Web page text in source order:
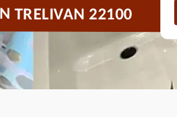
TRELIVAN 22100